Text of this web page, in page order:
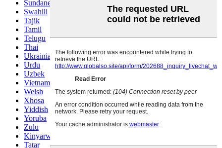
Sundanese
Swahili
Tajik
Tamil
Telugu
Thai
Ukrainian
Urdu
Uzbek
Vietnamese
Welsh
Xhosa
Yiddish
Yoruba
Zulu
Kinyarwanda
Tatar